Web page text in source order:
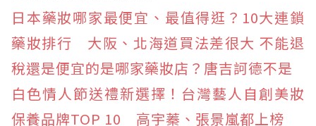
日本藥妝哪家最便宜、最值得逛？10大連鎖
藥妝排行 大阪、北海道買法差很大 不能退
稅還是便宜的是哪家藥妝店？唐吉訶德不是
白色情人節送禮新選擇！台灣藝人自創美妝
保養品牌TOP 10 高宇蓁、張景嵐都上榜